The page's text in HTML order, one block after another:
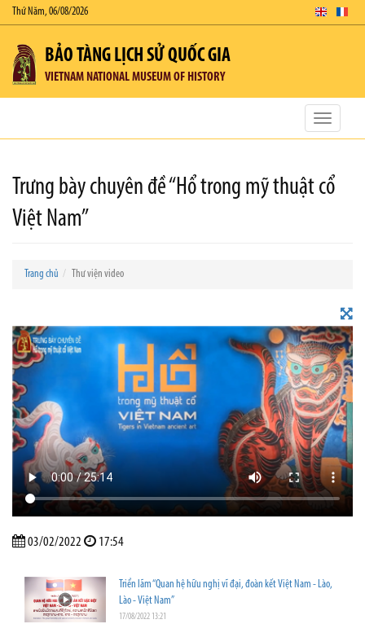
Thứ Năm, 06/08/2026
BẢO TÀNG LỊCH SỬ QUỐC GIA
VIETNAM NATIONAL MUSEUM OF HISTORY
Toggle
Trưng bày chuyên đề “Hổ trong mỹ thuật cổ
Việt Nam”
Trang chủ Thư viện video
03/02/2022 17:54
Triển lãm “Quan hệ hữu nghị vĩ đại, đoàn kết Việt Nam - Lào,
Lào - Việt Nam”
17/08/2022 13:21